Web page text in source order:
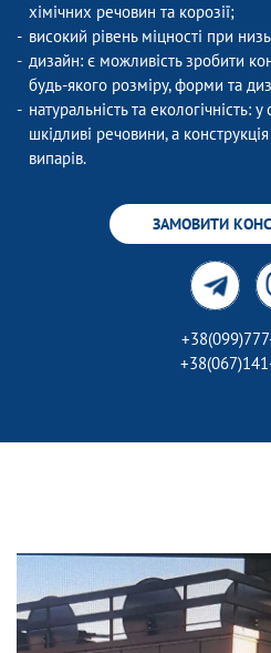
хімічних речовин та корозії;
високий рівень міцності при
дизайн: є можливість зробити
будь-якого розміру, форми та
натуральність та екологічність: у
шкідливі речовини, а
випарів.
ЗАМОВИТИ